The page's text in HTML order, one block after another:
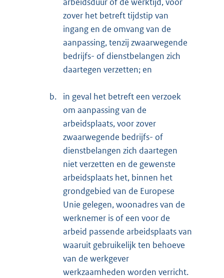
zover het betreft tijdstip van
ingang en de omvang van de
aanpassing, tenzij zwaarwegende
bedrijfs- of dienstbelangen zich
daartegen verzetten; en
b.
in geval het betreft een verzoek
om aanpassing van de
arbeidsplaats, voor zover
zwaarwegende bedrijfs- of
dienstbelangen zich daartegen
niet verzetten en de gewenste
arbeidsplaats het, binnen het
grondgebied van de Europese
Unie gelegen, woonadres van de
werknemer is of een voor de
arbeid passende arbeidsplaats van
waaruit gebruikelijk ten behoeve
van de werkgever
werkzaamheden worden verricht.